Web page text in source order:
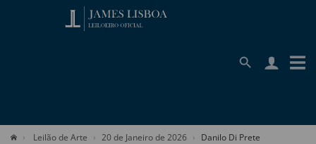
Leilão de Arte 20 de Janeiro de 2026 Danilo Di Prete